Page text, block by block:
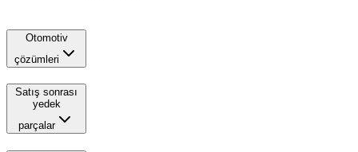
Otomotiv
çözümleri
Satış sonrası
yedek
parçalar